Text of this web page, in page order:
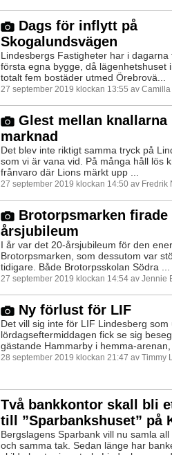
Dags för inflytt på
Skogalundsvägen
Lindesbergs Fastigheter har i dagarna
första egna bygge, då lägenhetshuset
totalt fem bostäder utmed Örebrovä...
27 september 2019 klockan 13:55 av
Glest mellan knallarna
marknad
Det blev inte riktigt samma tryck på
som vi är vana vid. På många håll lös
frånvaro där Lions märkt upp ...
27 september 2019 klockan 14:50 av Fredrik
Brotorpsmarken firade
årsjubileum
I år var det 20-årsjubileum för den
Brotorpsmarken, som dessutom var
tidigare. Både Brotorpsskolan Södra ...
27 september 2019 klockan 14:54 av Jennie
Ny förlust för LIF
Det vill sig inte för LIF Lindesberg som
lördagseftermiddagen fick se sig
gästande Hammarby i hemma-
28 september 2019 klockan 21:47 av Timmy
Två bankkontor skall bli
till ”Sparbankshuset” på
Bergslagens Sparbank vill nu samla
och samma tak. Sedan länge har